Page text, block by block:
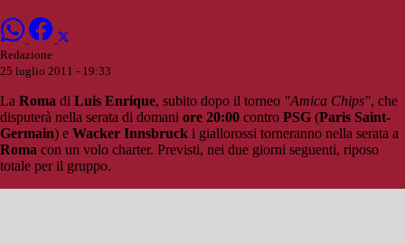
Redazione
25 luglio 2011 - 19:33
La Roma di Luis Enrique, subito dopo il torneo "Amica Chips", che
disputerà nella serata di domani ore 20:00 contro PSG (Paris Saint-
Germain) e Wacker Innsbruck i giallorossi torneranno nella serata a
Roma con un volo charter. Previsti, nei due giorni seguenti, riposo
totale per il gruppo.